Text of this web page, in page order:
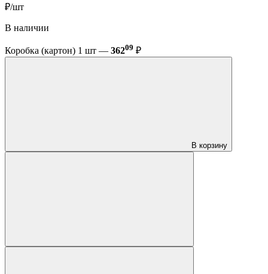
₽/шт
В наличии
Коробка (картон) 1 шт — 36209 ₽
В корзину